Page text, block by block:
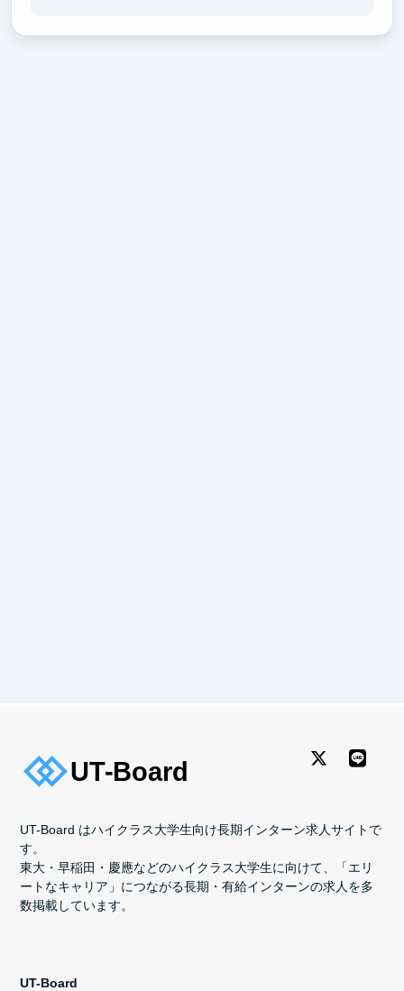
UT-Board はハイクラス大学生向け長期インターン求人サイトで
す。
東大・早稲田・慶應などのハイクラス大学生に向けて、「エリ
ートなキャリア」につながる長期・有給インターンの求人を多
数掲載しています。
UT-Board